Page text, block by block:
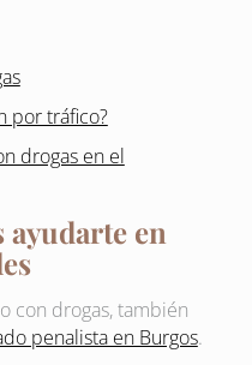
por tráfico?
drogas en el
en
con drogas, también
penalista en Burgos.